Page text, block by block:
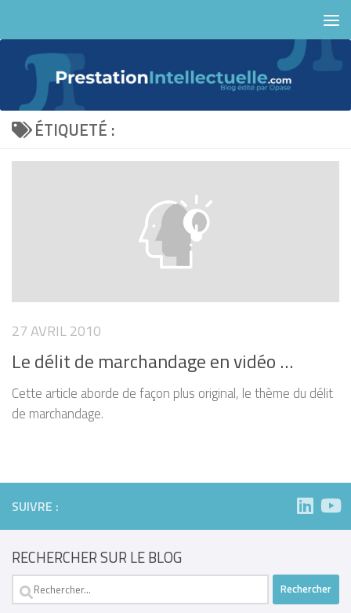
ÉTIQUETÉ :
27 AVRIL 2010
Le délit de marchandage en vidéo …
Cette article aborde de façon plus original, le thème du délit
de marchandage.
SUIVRE :
RECHERCHER SUR LE BLOG
Rechercher :